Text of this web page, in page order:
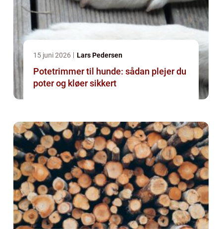
15 juni 2026 Lars Pedersen
Potetrimmer til hunde: sådan plejer du
poter og kløer sikkert